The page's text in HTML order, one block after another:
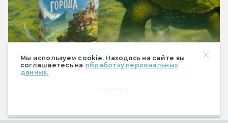
Мы используем cookie. Находясь на сайте вы
соглашаетесь на обработку персональных
данных.